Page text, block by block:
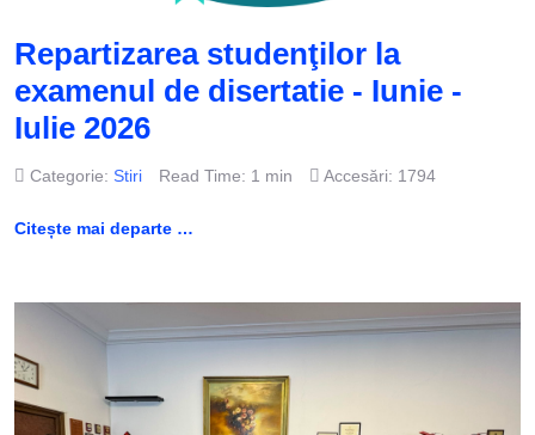
Repartizarea studenţilor la
examenul de disertatie - Iunie -
Iulie 2026
Categorie: Stiri Read Time: 1 min Accesări: 1794
Citește mai departe …